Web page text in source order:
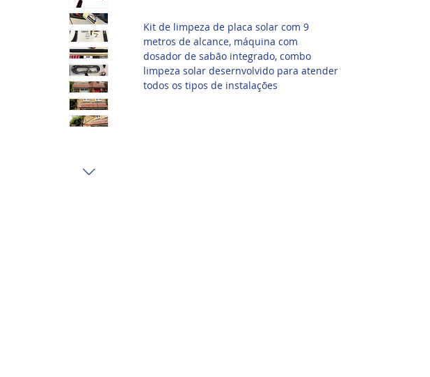
Kit de limpeza de placa solar com 9
metros de alcance, máquina com
dosador de sabão integrado, combo
limpeza solar desernvolvido para atender
todos os tipos de instalações